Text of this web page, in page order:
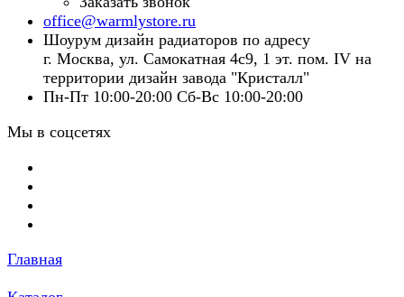
office@warmlystore.ru
Шоурум дизайн радиаторов по адресу
г. Москва, ул. Самокатная 4с9, 1 эт. пом. IV на
территории дизайн завода "Кристалл"
Пн-Пт 10:00-20:00 Сб-Вс 10:00-20:00
Мы в соцсетях
Главная